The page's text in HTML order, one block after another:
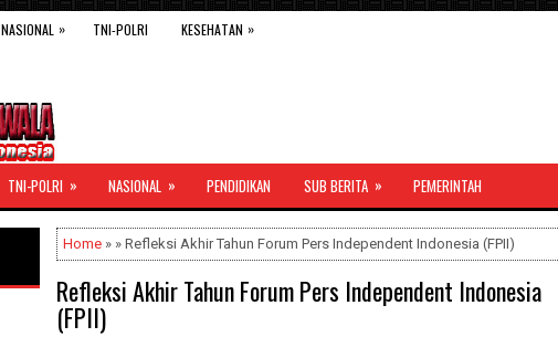
NASIONAL » TNI-POLRI KESEHATAN »
TNI-POLRI » NASIONAL » PENDIDIKAN SUB BERITA » PEMERINTAH
Home » » Refleksi Akhir Tahun Forum Pers Independent Indonesia (FPII)
Refleksi Akhir Tahun Forum Pers Independent Indonesia
(FPII)